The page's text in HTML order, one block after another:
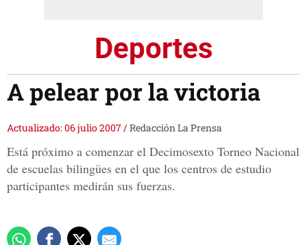
Deportes
A pelear por la victoria
Actualizado: 06 julio 2007/Redacción La Prensa
Está próximo a comenzar el Decimosexto Torneo Nacional
de escuelas bilingües en el que los centros de estudio
participantes medirán sus fuerzas.